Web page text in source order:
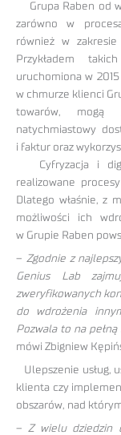
Grupa Raben od
zarówno w
również w
Przykładem
uruchomiona w
w chmurze klienci
towarów, mogą
natychmiastowy
i faktur oraz
Cyfryzacja i
realizowane
Dlatego właśnie, z
możliwości ich
w Grupie Raben
– Zgodnie z
Genius Lab
zweryfikowanych
do wdrożenia
Pozwala to na
mówi Zbigniew
Ulepszenie usług,
klienta czy
obszarów, nad
– Z wielu dziedzin